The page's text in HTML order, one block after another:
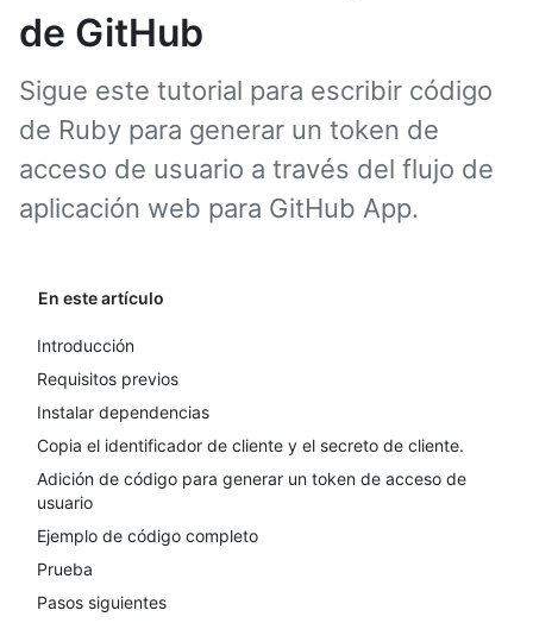
de GitHub
Sigue este tutorial para escribir código
de Ruby para generar un token de
acceso de usuario a través del flujo de
aplicación web para GitHub App.
En este artículo
Introducción
Requisitos previos
Instalar dependencias
Copia el identificador de cliente y el secreto de cliente.
Adición de código para generar un token de acceso de
usuario
Ejemplo de código completo
Prueba
Pasos siguientes